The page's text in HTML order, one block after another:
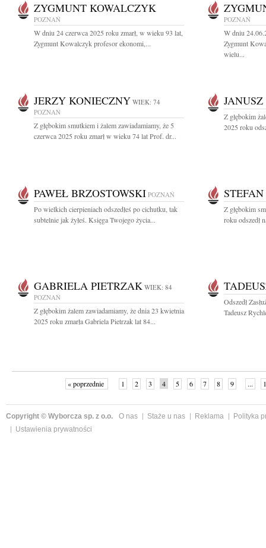
ZYGMUNT KOWALCZYK
POZNAŃ
W dniu 24 czerwca 2025 roku zmarł, w wieku 93 lat,
Zygmunt Kowalczyk profesor ekonomi,...
POZNAŃ
W dniu
Zygmunt
wielu...
JERZY KONIECZNY WIEK: 74
POZNAŃ
Z głębokim smutkiem i żalem zawiadamiamy, że 5
czerwca 2025 roku zmarł w wieku 74 lat Prof. dr...
Z głębokim
2025 roku
PAWEŁ BRZOSTOWSKI POZNAŃ
Po wielkich cierpieniach odszedłeś po cichutku, tak
subtelnie jak żyłeś. Księga Twojego życia...
Z głębokim
roku odszedł
GABRIELA PIETRZAK WIEK: 84
POZNAŃ
Z głębokim żalem zawiadamiamy, że dnia 23 kwietnia
2025 roku zmarła Gabriela Pietrzak lat 84...
Odszedł
Tadeusz
« poprzednie 1 2 3 4 5 6 7 8 9 ...
Copyright © Wyborcza sp. z o.o. O nas Staże u nas Reklama
Polityka
Ustawienia prywatności